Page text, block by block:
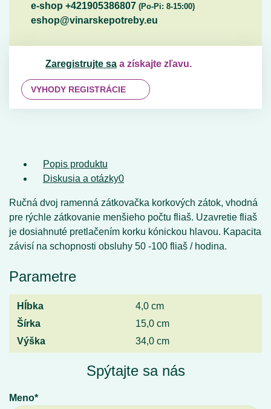
e-shop +421905386807 (Po-Pi: 8-15:00)
eshop@vinarskepotreby.eu
Zaregistrujte sa a získajte zľavu.
VYHODY REGISTRÁCIE
Popis produktu
Diskusia a otázky0
Ručná dvoj ramenná zátkovačka korkových zátok, vhodná
pre rýchle zátkovanie menšieho počtu fliaš. Uzavretie fliaš
je dosiahnuté pretlačením korku kónickou hlavou. Kapacita
závisí na schopnosti obsluhy 50 -100 fliaš / hodina.
Parametre
Hĺbka
4,0 cm
Šírka
15,0 cm
Výška
34,0 cm
Spýtajte sa nás
Meno*